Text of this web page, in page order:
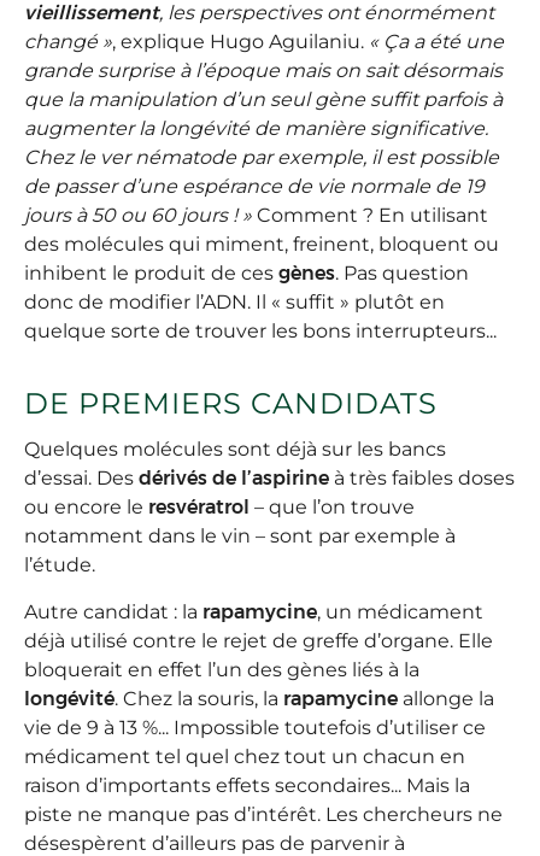
vieillissement, les perspectives ont énormément
changé », explique Hugo Aguilaniu. « Ça a été une
grande surprise à l’époque mais on sait désormais
que la manipulation d’un seul gène suffit parfois à
augmenter la longévité de manière significative.
Chez le ver nématode par exemple, il est possible
de passer d’une espérance de vie normale de 19
jours à 50 ou 60 jours ! » Comment ? En utilisant
des molécules qui miment, freinent, bloquent ou
inhibent le produit de ces gènes. Pas question
donc de modifier l’ADN. Il « suffit » plutôt en
quelque sorte de trouver les bons interrupteurs...
DE PREMIERS CANDIDATS
Quelques molécules sont déjà sur les bancs
d’essai. Des dérivés de l’aspirine à très faibles doses
ou encore le resvératrol – que l’on trouve
notamment dans le vin – sont par exemple à
l’étude.
Autre candidat : la rapamycine, un médicament
déjà utilisé contre le rejet de greffe d’organe. Elle
bloquerait en effet l’un des gènes liés à la
longévité. Chez la souris, la rapamycine allonge la
vie de 9 à 13 %... Impossible toutefois d’utiliser ce
médicament tel quel chez tout un chacun en
raison d’importants effets secondaires... Mais la
piste ne manque pas d’intérêt. Les chercheurs ne
désespèrent d’ailleurs pas de parvenir à